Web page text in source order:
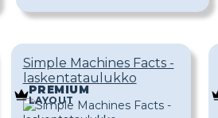
Simple Machines Facts -
laskentataulukko
PREMIUM
LAYOUT